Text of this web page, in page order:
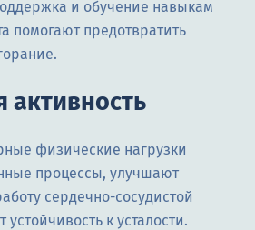
и обучение навыкам
помогают предотвратить
активность
физические нагрузки
процессы, улучшают
сердечно-сосудистой
к усталости.